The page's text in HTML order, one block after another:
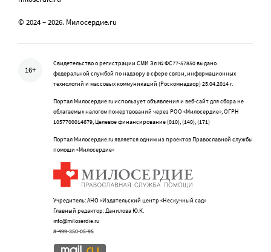
© 2024 – 2026. Милосердие.ru
16+
Свидетельство о регистрации СМИ Эл № ФС77-57850 выдано
федеральной службой по надзору в сфере связи, информационных
технологий и массовых коммуникаций (Роскомнадзор) 25.04.2014 г.
Портал Милосердие.ru использует объявления и веб-сайт для сбора не
облагаемых налогом пожертвований через РОО «Милосердие», ОГРН
1057700014679, Целевое финансирование (010), (140), (171)
Портал Милосердие.ru является одним из проектов Православной службы
помощи «Милосердие»
Учредитель: АНО «Издательский центр «Нескучный сад»
Главный редактор: Данилова Ю.К.
info@miloserdie.ru
8-499-350-05-95